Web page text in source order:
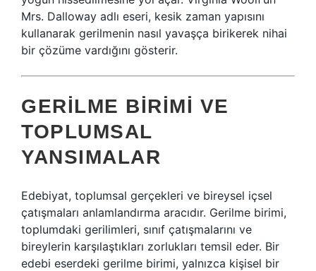
Mrs. Dalloway adlı eseri, kesik zaman yapısını
kullanarak gerilmenin nasıl yavaşça birikerek nihai
bir çözüme vardığını gösterir.
GERILME BIRIMI VE
TOPLUMSAL
YANSIMALAR
Edebiyat, toplumsal gerçekleri ve bireysel içsel
çatışmaları anlamlandırma aracıdır. Gerilme birimi,
toplumdaki gerilimleri, sınıf çatışmalarını ve
bireylerin karşılaştıkları zorlukları temsil eder. Bir
edebi eserdeki gerilme birimi, yalnızca kişisel bir